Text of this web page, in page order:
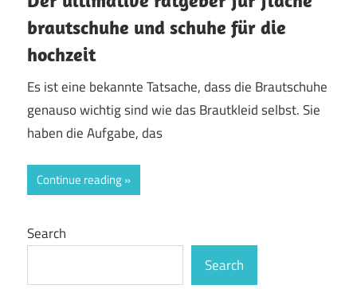
brautschuhe und schuhe für die
hochzeit
Es ist eine bekannte Tatsache, dass die Brautschuhe
genauso wichtig sind wie das Brautkleid selbst. Sie
haben die Aufgabe, das
Continue reading
Search
Search